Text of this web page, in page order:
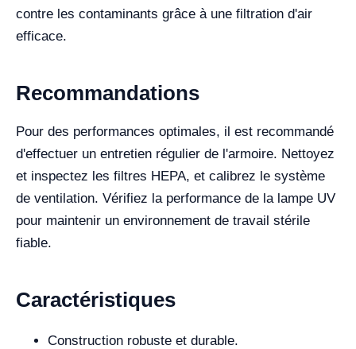
contre les contaminants grâce à une filtration d'air
efficace.
Recommandations
Pour des performances optimales, il est recommandé
d'effectuer un entretien régulier de l'armoire. Nettoyez
et inspectez les filtres HEPA, et calibrez le système
de ventilation. Vérifiez la performance de la lampe UV
pour maintenir un environnement de travail stérile
fiable.
Caractéristiques
Construction robuste et durable.